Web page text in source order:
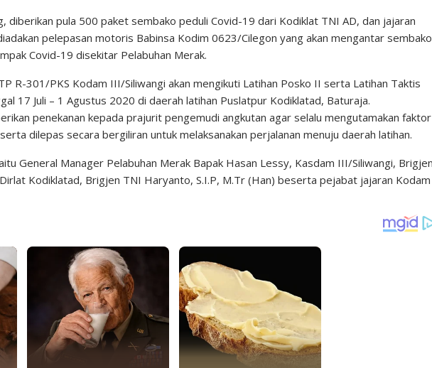
diberikan pula 500 paket sembako peduli Covid-19 dari Kodiklat TNI AD, dan jajaran
pelepasan motoris Babinsa Kodim 0623/Cilegon yang akan mengantar sembako
Covid-19 disekitar Pelabuhan Merak.
R-301/PKS Kodam III/Siliwangi akan mengikuti Latihan Posko II serta Latihan Taktis
17 Juli – 1 Agustus 2020 di daerah latihan Puslatpur Kodiklatad, Baturaja.
penekanan kepada prajurit pengemudi angkutan agar selalu mengutamakan faktor
dilepas secara bergiliran untuk melaksanakan perjalanan menuju daerah latihan.
General Manager Pelabuhan Merak Bapak Hasan Lessy, Kasdam III/Siliwangi, Brigjen
Kodiklatad, Brigjen TNI Haryanto, S.I.P, M.Tr (Han) beserta pejabat jajaran Kodam